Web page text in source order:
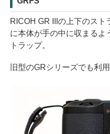
RICOH GR IIIの上下のス
に本体が手の中に収まるよ
トラップ。
旧型のGRシリーズでも利